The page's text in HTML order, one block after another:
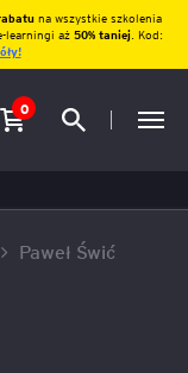
na wszystkie szkolenia
learningi aż 50% taniej. Kod:
0
Paweł Świć